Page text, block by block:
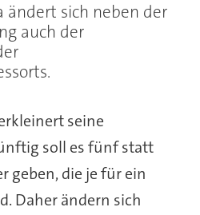
ändert sich neben der
auch der
seine
soll es fünf statt
geben, die je für ein
Daher ändern sich